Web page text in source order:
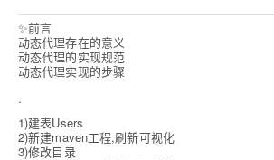
✨前言
动态代理存在的意义
动态代理的实现规范
动态代理实现的步骤
·
1)建表Users
2)新建maven工程,刷新可视化
3)修改目录